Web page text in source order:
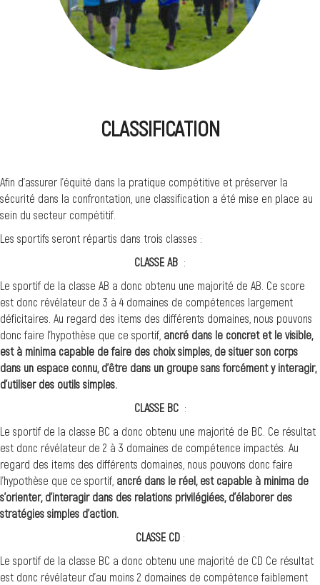
CLASSIFICATION
Afin d’assurer l’équité dans la pratique compétitive et préserver la
sécurité dans la confrontation, une classification a été mise en place au
sein du secteur compétitif.
Les sportifs seront répartis dans trois classes :
CLASSE AB :
Le sportif de la classe AB a donc obtenu une majorité de AB. Ce score
est donc révélateur de 3 à 4 domaines de compétences largement
déficitaires. Au regard des items des différents domaines, nous pouvons
donc faire l’hypothèse que ce sportif, ancré dans le concret et le visible,
est à minima capable de faire des choix simples, de situer son corps
dans un espace connu, d’être dans un groupe sans forcément y interagir,
d’utiliser des outils simples.
CLASSE BC :
Le sportif de la classe BC a donc obtenu une majorité de BC. Ce résultat
est donc révélateur de 2 à 3 domaines de compétence impactés. Au
regard des items des différents domaines, nous pouvons donc faire
l’hypothèse que ce sportif, ancré dans le réel, est capable à minima de
s’orienter, d’interagir dans des relations privilégiées, d’élaborer des
stratégies simples d’action.
CLASSE CD :
Le sportif de la classe BC a donc obtenu une majorité de CD Ce résultat
est donc révélateur d’au moins 2 domaines de compétence faiblement